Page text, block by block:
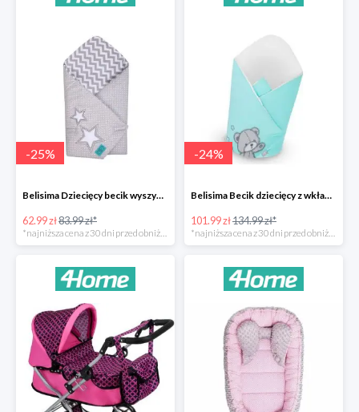
-25%
Belisima Dziecięcy becik wyszywany Gwiazdka -25%
62.99 zł83.99 zł*
-24%
Belisima Becik dziecięcy z wkładem kokosowym Teddy Bear -24%
101.99 zł134.99 zł*